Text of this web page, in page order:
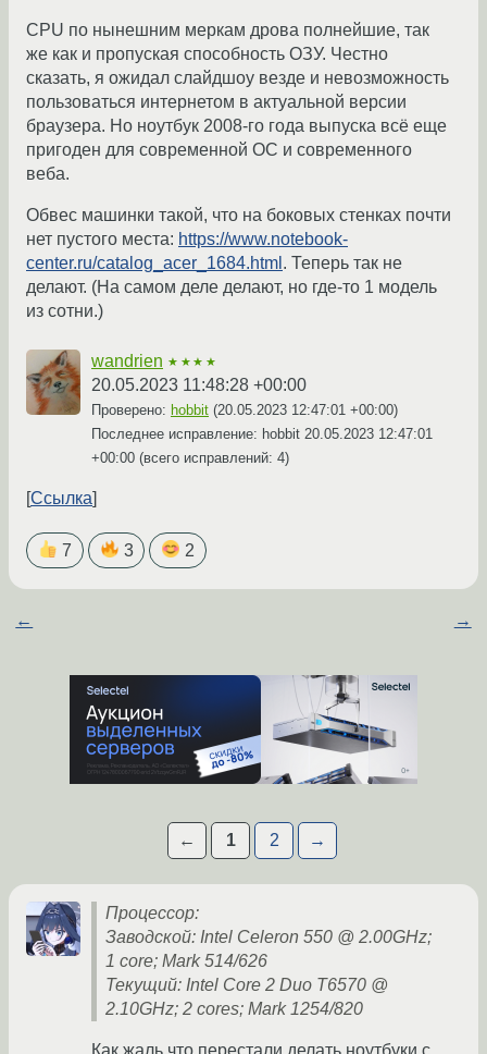
CPU по нынешним меркам дрова полнейшие, так
же как и пропуская способность ОЗУ. Честно
сказать, я ожидал слайдшоу везде и невозможность
пользоваться интернетом в актуальной версии
браузера. Но ноутбук 2008-го года выпуска всё еще
пригоден для современной ОС и современного
веба.
Обвес машинки такой, что на боковых стенках почти
нет пустого места: https://www.notebook-
center.ru/catalog_acer_1684.html . Теперь так не
делают. (На самом деле делают, но где-то 1 модель
из сотни.)
wandrien ★★★★
20.05.2023 11:48:28 +00:00
Проверено: hobbit (20.05.2023 12:47:01 +00:00)
Последнее исправление: hobbit 20.05.2023 12:47:01
+00:00 (всего исправлений: 4)
Ссылка
7 3 2
← →
← 1 2 →
Процессор:
Заводской: Intel Celeron 550 @ 2.00GHz;
1 core; Mark 514/626
Текущий: Intel Core 2 Duo T6570 @
2.10GHz; 2 cores; Mark 1254/820